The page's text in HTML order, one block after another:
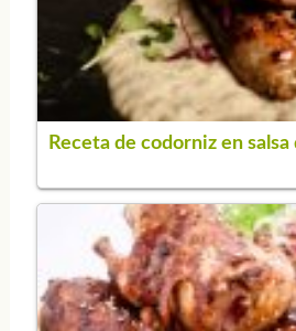
Receta de codorniz en salsa